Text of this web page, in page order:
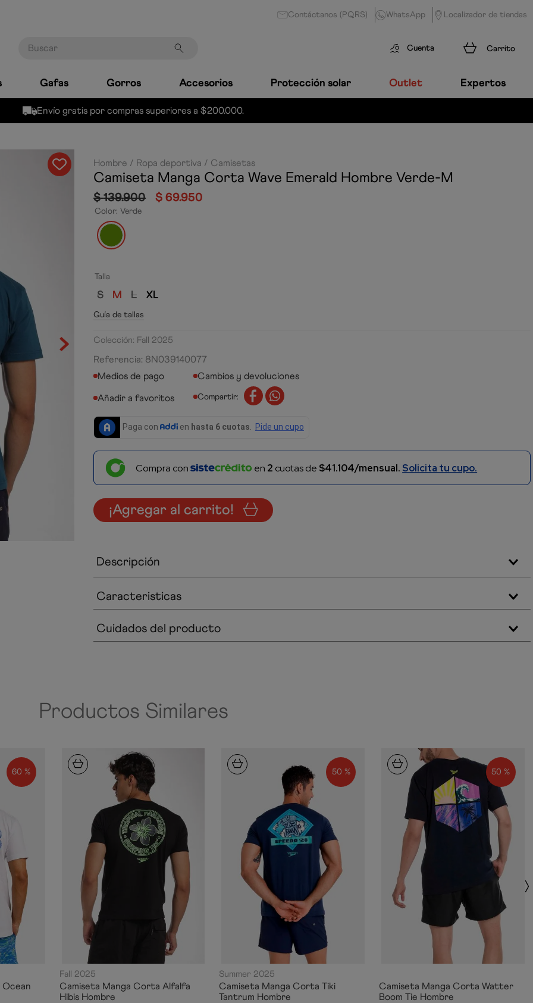
Contáctanos (PQRS) WhatsApp Localizador de tiendas
Cuenta
Gafas Gorros Accesorios Protección solar Outlet Expertos
Envío gratis por compras superiores a $200.000.
Hombre Ropa deportiva Camisetas
Camiseta Manga Corta Wave Emerald Hombre Verde-M
$ 139.900 $ 69.950
Color: Verde
Talla
S M L XL
Guía de tallas
Colección: Fall 2025
Referencia: 8N039140077
Medios de pago
Cambios y devoluciones
Compartir:
Compra con en 2 cuotas de $41.104/mensual. Solicita tu cupo.
¡Agregar al carrito!
Descripción
Caracteristicas
Cuidados del producto
Productos Similares
60 %
Fall 2025
Camiseta Manga Corta Alfalfa
Hibis Hombre
50 %
Summer 2025
Camiseta Manga Corta Tiki
Tantrum Hombre
50 %
Camiseta Manga Corta Watter
Boom Tie Hombre